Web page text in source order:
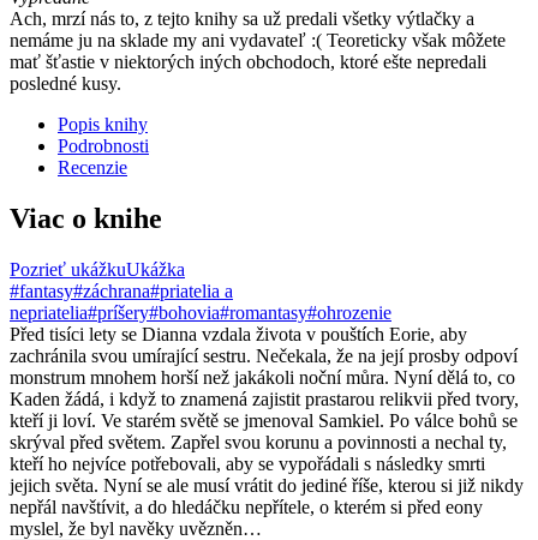
Ach, mrzí nás to, z tejto knihy sa už predali všetky výtlačky a
nemáme ju na sklade my ani vydavateľ :( Teoreticky však môžete
mať šťastie v niektorých iných obchodoch, ktoré ešte nepredali
posledné kusy.
Popis knihy
Podrobnosti
Recenzie
Viac o knihe
Pozrieť ukážkuUkážka
#fantasy#záchrana#priatelia a
nepriatelia#príšery#bohovia#romantasy#ohrozenie
Před tisíci lety se Dianna vzdala života v pouštích Eorie, aby
zachránila svou umírající sestru. Nečekala, že na její prosby odpoví
monstrum mnohem horší než jakákoli noční můra. Nyní dělá to, co
Kaden žádá, i když to znamená zajistit prastarou relikvii před tvory,
kteří ji loví. Ve starém světě se jmenoval Samkiel. Po válce bohů se
skrýval před světem. Zapřel svou korunu a povinnosti a nechal ty,
kteří ho nejvíce potřebovali, aby se vypořádali s následky smrti
jejich světa. Nyní se ale musí vrátit do jediné říše, kterou si již nikdy
nepřál navštívit, a do hledáčku nepřítele, o kterém si před eony
myslel, že byl navěky uvězněn…